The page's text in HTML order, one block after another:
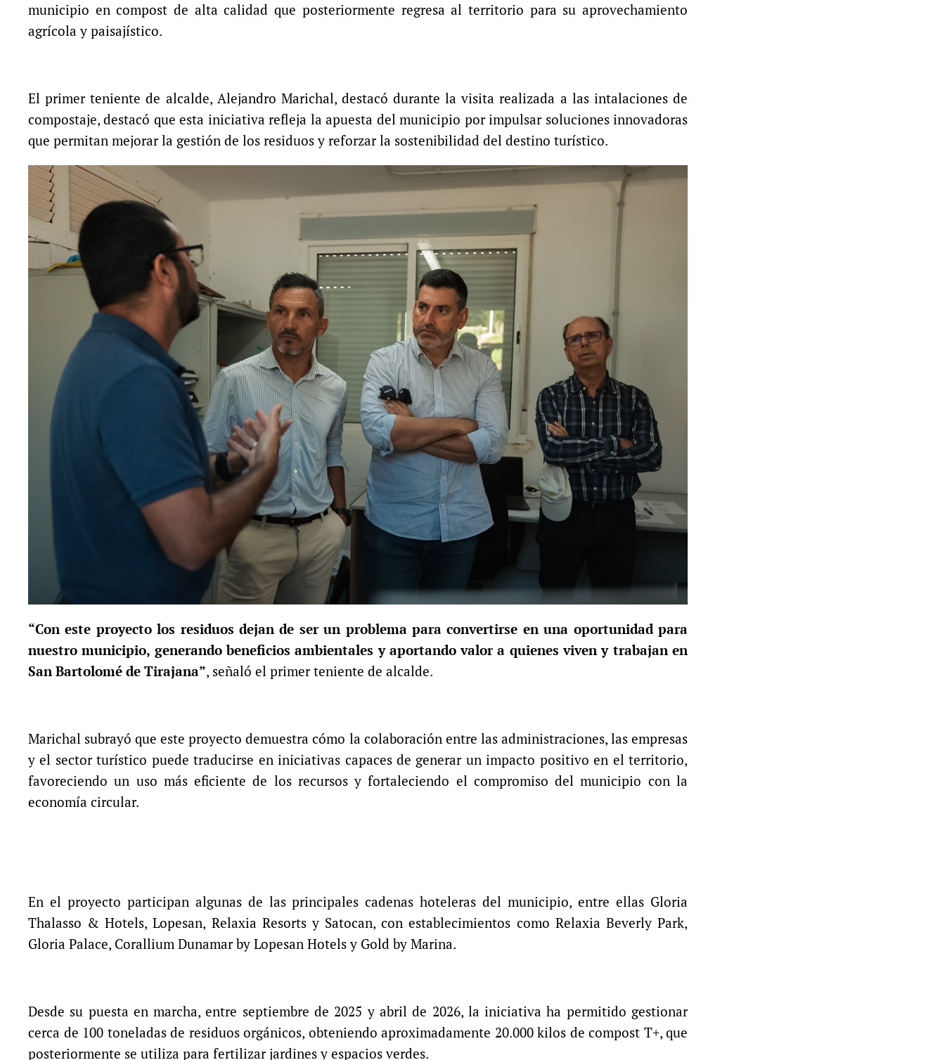
municipio en compost de alta calidad que posteriormente regresa al territorio para su aprovechamiento
agrícola y paisajístico.
El primer teniente de alcalde, Alejandro Marichal, destacó durante la visita realizada a las intalaciones de
compostaje, destacó que esta iniciativa refleja la apuesta del municipio por impulsar soluciones innovadoras
que permitan mejorar la gestión de los residuos y reforzar la sostenibilidad del destino turístico.
“Con este proyecto los residuos dejan de ser un problema para convertirse en una oportunidad para
nuestro municipio, generando beneficios ambientales y aportando valor a quienes viven y trabajan en
San Bartolomé de Tirajana”, señaló el primer teniente de alcalde.
Marichal subrayó que este proyecto demuestra cómo la colaboración entre las administraciones, las empresas
y el sector turístico puede traducirse en iniciativas capaces de generar un impacto positivo en el territorio,
favoreciendo un uso más eficiente de los recursos y fortaleciendo el compromiso del municipio con la
economía circular.
En el proyecto participan algunas de las principales cadenas hoteleras del municipio, entre ellas Gloria
Thalasso & Hotels, Lopesan, Relaxia Resorts y Satocan, con establecimientos como Relaxia Beverly Park,
Gloria Palace, Corallium Dunamar by Lopesan Hotels y Gold by Marina.
Desde su puesta en marcha, entre septiembre de 2025 y abril de 2026, la iniciativa ha permitido gestionar
cerca de 100 toneladas de residuos orgánicos, obteniendo aproximadamente 20.000 kilos de compost T+, que
posteriormente se utiliza para fertilizar jardines y espacios verdes.